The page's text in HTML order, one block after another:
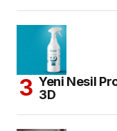
Yeni Nesil
3D